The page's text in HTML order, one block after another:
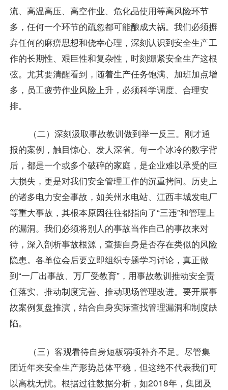
流、高温高压、高空作业、危化品使用等高风险环节
多，任何一个环节的疏忽都可能酿成大祸。我们必须摒
弃任何的麻痹思想和侥幸心理，深刻认识到安全生产工
作的长期性、艰巨性和复杂性，时刻绷紧安全生产这根
弦。尤其要清醒看到，随着生产任务饱满、加班加点增
多，员工疲劳作业风险上升，必须科学调度、合理安
排。
（二）深刻汲取事故教训做到举一反三。刚才通
报的案例，触目惊心、发人深省。每一个冰冷的数字背
后，都是一个或多个破碎的家庭，是企业难以承受的巨
大损失，更是对我们安全管理工作的沉重拷问。历史上
的诸多电力安全事故，如关州水电站、江西丰城发电厂
等重大事故，其根本原因往往都指向了“三违”和管理上
的漏洞。我们必须将别人的事故当作自己的事故来对
待，深入剖析事故根源，查摆自身是否存在类似的风险
隐患。各单位会后要立即组织专题学习讨论，真正做
到“一厂出事故、万厂受教育”，用事故教训推动安全责
任落实、推动制度完善、推动现场管理改进。要开展事
故案例复盘推演，结合自身实际查找管理漏洞和制度缺
陷。
（三）客观看待自身短板弱项补齐不足。尽管集
团近年来安全生产形势总体平稳，但这绝不代表我们可
以高枕无忧。根据过往数据分析，如2018年，集团及